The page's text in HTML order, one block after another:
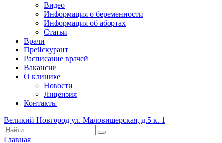
Видео
Информация о беременности
Информация об абортах
Статьи
Врачи
Прейскурант
Расписание врачей
Вакансии
О клинике
Новости
Лицензия
Контакты
Великий Новгород ул. Маловишерская, д.5 к. 1
Главная